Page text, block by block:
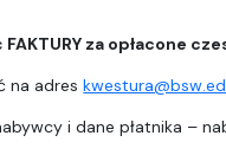
za opłacone
na adres
i dane płatnika –